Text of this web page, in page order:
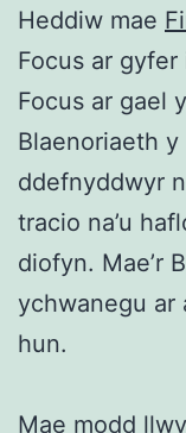
Heddiw mae
Focus ar gyfer
Focus ar gael
Blaenoriaeth
ddefnyddwyr
tracio na’u
diofyn. Mae’r
ychwanegu ar
hun.
Mae modd